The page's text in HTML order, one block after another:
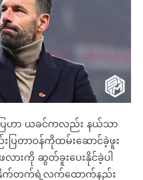
ဟာ ယခင်ကလည်း နယ်သာ
ြတာဝန်ကိုထမ်းဆောင်ခဲ့ဖူး
ဖလားကို ဆွတ်ခူးပေးနိုင်ခဲ့ပါ
နိုက်တက်ရဲ့လက်ထောက်နည်း